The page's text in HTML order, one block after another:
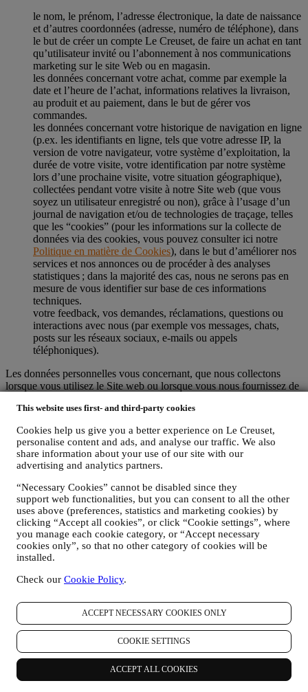
This website uses first- and third-party cookies
Cookies help us give you a better experience on Le Creuset,
personalise content and ads, and analyse our traffic. We also
share information about your use of our site with our
advertising and analytics partners.
“Necessary Cookies” cannot be disabled since they
support web functionalities, but you can consent to all the other
uses above (preferences, statistics and marketing cookies) by
clicking “Accept all cookies”, or click “Cookie settings”, where
you manage each cookie category, or “Accept necessary
cookies only”, so that no other category of cookies will be
installed.
Check our Cookie Policy.
ACCEPT NECESSARY COOKIES ONLY
COOKIE SETTINGS
ACCEPT ALL COOKIES
le nom, le prénom, l’adresse électronique, la date de naissance
et d’autres coordonnées (adresse, numéro de téléphone), dans
le but de créer un compte Le Creuset, de faire un achat en tant
qu’utilisateur invité ou l’abonnement à nos communications
marketing sur le site Web ou en magasin.
les données concernant votre achat, comme par exemple la
date et l’heure de l’achat, informations relatives la livraison,
au produit et au paiement, dans le but de gérer vos
commandes.
les données concernant votre historique de navigation en ligne
(p.ex. les identifiants en ligne, tels que votre adresse IP, la
version de votre navigateur, votre système d’exploitation, la
durée de votre visite, votre identification par notre système
lors d’une prochaine visite, votre situation géographique),
collectées pendant votre visite à notre Site web (que vous
soyez un utilisateur enregistré ou non), grâce à l’usage d’un
journal de navigation et/ou de technologies de traçage, telles
que les “cookies” (pour les informations sur la collecte de
données via des cookies, vous pouvez consulter ici notre
Politique en matière de Cookies), dans le but d’améliorer nos
services et nos annonces ou de procéder à des analyses
statistiques ; dans la majorité des cas, nous ne serons pas en
mesure de vous identifier sur base de ces informations
techniques.
votre feedback, vos demandes, réclamations, questions ou
interactions avec nous (par exemple vos messages, chats,
posts sur les réseaux sociaux, e-mails ou appels
téléphoniques).
Les données personnelles vous concernant, que nous collectons
lorsque vous utilisez le Site web ou lorsque vous nous fournissez de
personnelle, sont dûment protégées et vos droits au respect de la vie
2. QUI RECUEILLE VOS DONNEES PERSONNELLES ?
Le contrôleur des données relatives aux services d’e-commerce
proposés sur le Site web est Le Creuset Benelux SA, dont le siège
social est établi à Le Creuset Benelux SA, 4 Rue de la Presse, 1000
Bruxelles, Belgique.
Si vous acceptez de recevoir des communications commerciales de
notre part, vous ferez partie de la base de données des
consommateurs du groupe Le Creuset. Celle-ci est gérée
conjointement, par Le Creuset BENELUX et Group AG, dont le
siège social est situé à Neuhofstrasse 4, 6340 Baar, en Suisse. Son
représentant désigné dans l'UE est Le Creuset SL, numéro de TVA
B62153630, dont les bureaux sont situés Paseo de Gracia 9 2º,
08007 Barcelone, Espagne. L’accord de responsabilité conjointe
marketing globale et de l’expérience client personnalisée ; (b) aux
filiales locales Le Creuset le bénéfice et l’implantation de cette
stratégie, ainsi que la possibilité de développer des initiatives
marketing et communication de manière indépendante ; (c) à toutes
les parties le devoir de traiter de vos demandes concernant vos droits